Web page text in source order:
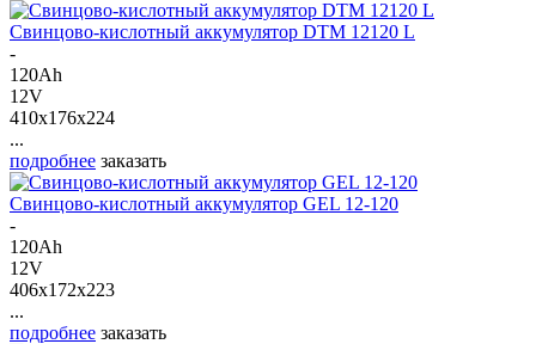
Свинцово-кислотный аккумулятор DTM 12120 L
-
120Ah
12V
410x176x224
...
подробнее заказать
Свинцово-кислотный аккумулятор GEL 12-120
-
120Ah
12V
406x172x223
...
подробнее заказать